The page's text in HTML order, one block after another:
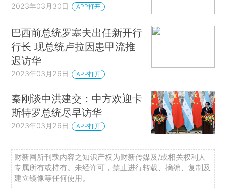
2023年03月30日 APP打开
巴西前总统罗塞夫出任新开行
行长 现总统卢拉因患甲流推
迟访华
2023年03月26日 APP打开
秦刚谈中洪建交：中方欢迎卡
斯特罗总统尽早访华
2023年03月26日 APP打开
财新网所刊载内容之知识产权为财新传媒及/或相关权利人
专属所有或持有。未经许可，禁止进行转载、摘编、复制及
建立镜像等任何使用。